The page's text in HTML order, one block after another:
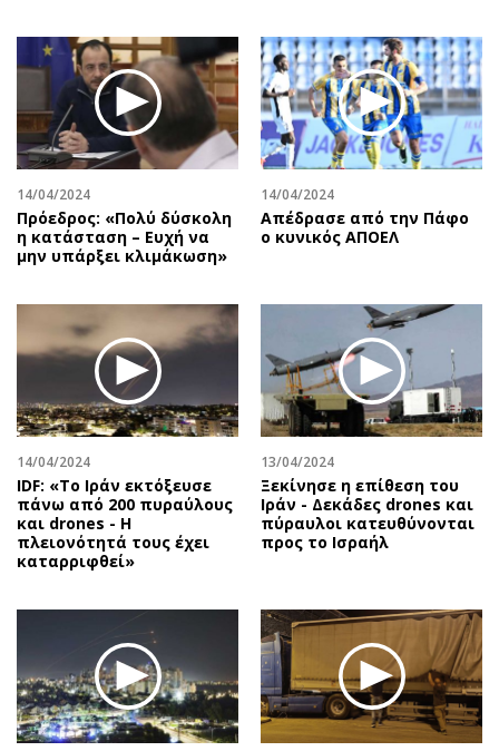
Βιβλίο
Χειρόγραφα
Προσωπικότητες στην ''Κ''
Επιστολές
14/04/2024
Πρόεδρος: «Πολύ δύσκολη
η κατάσταση – Ευχή να
μην υπάρξει κλιμάκωση»
14/04/2024
Απέδρασε από την Πάφο
ο κυνικός ΑΠΟΕΛ
14/04/2024
IDF: «Το Ιράν εκτόξευσε
πάνω από 200 πυραύλους
και drones - Η
πλειονότητά τους έχει
καταρριφθεί»
13/04/2024
Ξεκίνησε η επίθεση του
Ιράν - Δεκάδες drones και
πύραυλοι κατευθύνονται
προς το Ισραήλ